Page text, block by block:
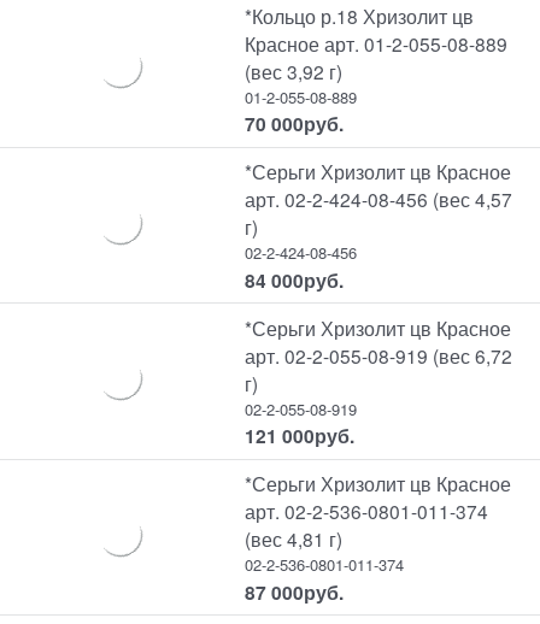
*Кольцо р.18 Хризолит цв
Красное арт. 01-2-055-08-889
(вес 3,92 г)
01-2-055-08-889
70 000руб.
*Серьги Хризолит цв Красное
арт. 02-2-424-08-456 (вес 4,57
г)
02-2-424-08-456
84 000руб.
*Серьги Хризолит цв Красное
арт. 02-2-055-08-919 (вес 6,72
г)
02-2-055-08-919
121 000руб.
*Серьги Хризолит цв Красное
арт. 02-2-536-0801-011-374
(вес 4,81 г)
02-2-536-0801-011-374
87 000руб.